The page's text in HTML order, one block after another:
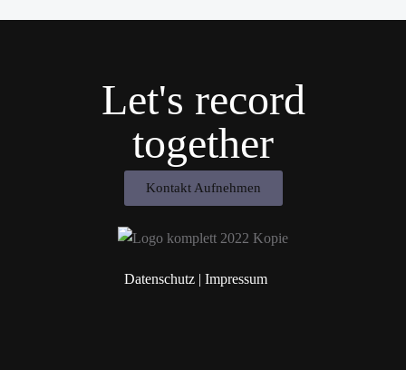
Let's record
together
Kontakt Aufnehmen
Datenschutz | Impressum